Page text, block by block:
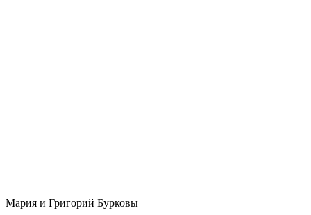
Мария и Григорий Бурковы